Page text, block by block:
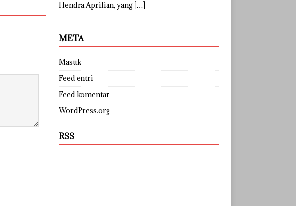
Hendra Aprilian, yang […]
META
Masuk
Feed entri
Feed komentar
WordPress.org
RSS